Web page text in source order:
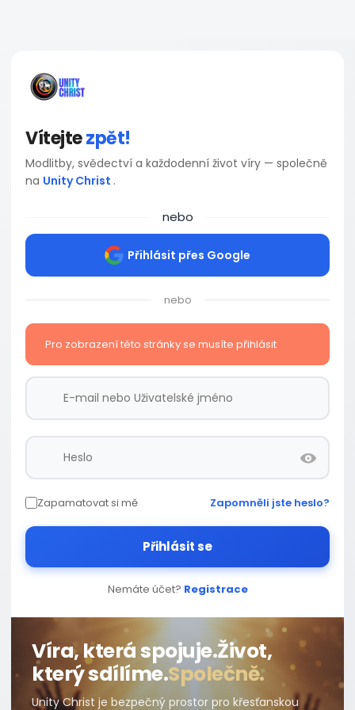
Vítejtezpět!
Modlitby, svědectví a každodenní život víry — společně
na Unity Christ .
nebo
Přihlásit přes Google
nebo
Pro zobrazení této stránky se musíte přihlásit
Zapamatovat si mě Zapomněli jste heslo?
Přihlásit se
Nemáte účet? Registrace
Víra, která spojuje.Život,
který sdílíme.Společně.
Unity Christ je bezpečný prostor pro křesťanskou